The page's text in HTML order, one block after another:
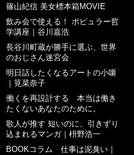
篠山紀信 美女標本箱MOVIE
飲み会で使える！ ポピュラー哲
学講座｜谷川嘉浩
長谷川町蔵が勝手に選ぶ、世界
のおじさん迷宮会
明日話したくなるアートの小噺
｜筧菜奈子
働くを再設計する 本当は働き
たくないあなたのために。
歌人が推す 短いのに、引きずり
込まれるマンガ｜枡野浩一
BOOKコラム 仕事は泥臭い｜